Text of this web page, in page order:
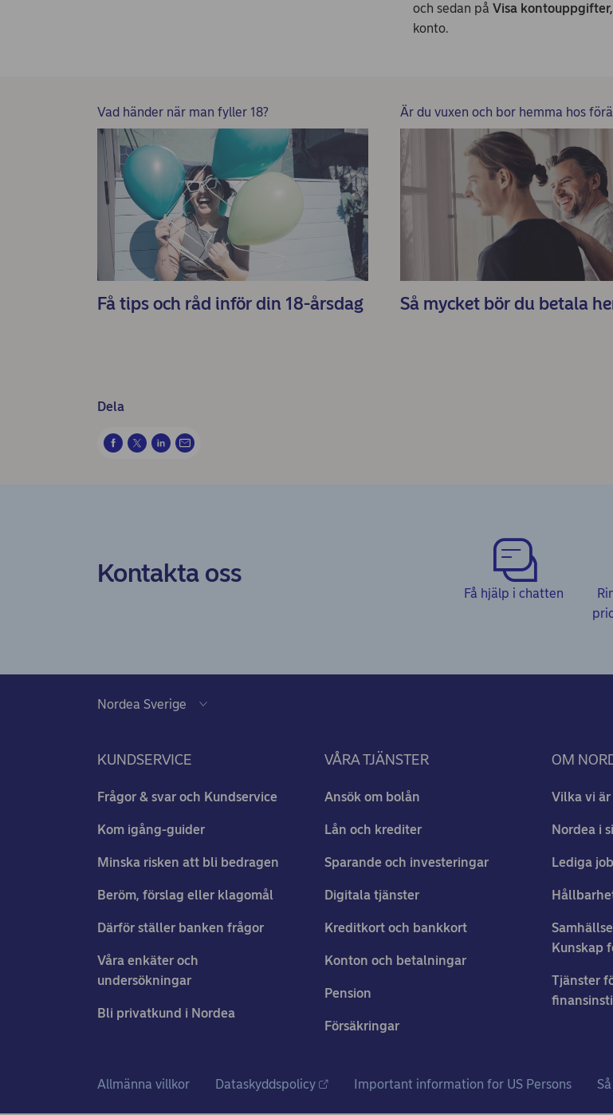
och sedan på Visa kontouppgifter,
konto.
Vad händer när man fyller 18?
Få tips och råd inför din 18-årsdag
Är du vuxen och bor hemma hos
Så mycket bör du betala
Dela
Kontakta oss
Få hjälp i chatten
KUNDSERVICE
Frågor & svar och Kundservice
Kom igång-guider
Minska risken att bli bedragen
Beröm, förslag eller klagomål
Därför ställer banken frågor
Våra enkäter och
undersökningar
Bli privatkund i Nordea
VÅRA TJÄNSTER
Ansök om bolån
Lån och krediter
Sparande och investeringar
Digitala tjänster
Kreditkort och bankkort
Konton och betalningar
Pension
Försäkringar
OM
Vilka vi är
Nordea i
Lediga
Kunskap
Tjänster
Allmänna villkor Dataskyddspolicy Important information for US Persons